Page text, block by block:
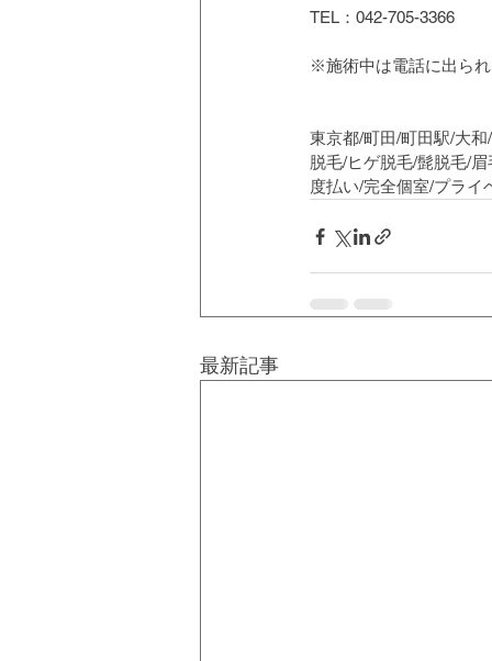
TEL：042-705-3366
※施術中は電話に出ら
東京都/町田/町田駅/大
脱毛/ヒゲ脱毛/髭脱毛/
度払い/完全個室/プライ
最新記事